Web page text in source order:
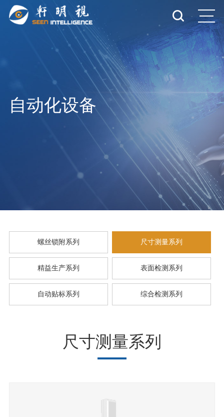
自动化设备
螺丝锁附系列 尺寸测量系列
精益生产系列 表面检测系列
自动贴标系列 综合检测系列
尺寸测量系列